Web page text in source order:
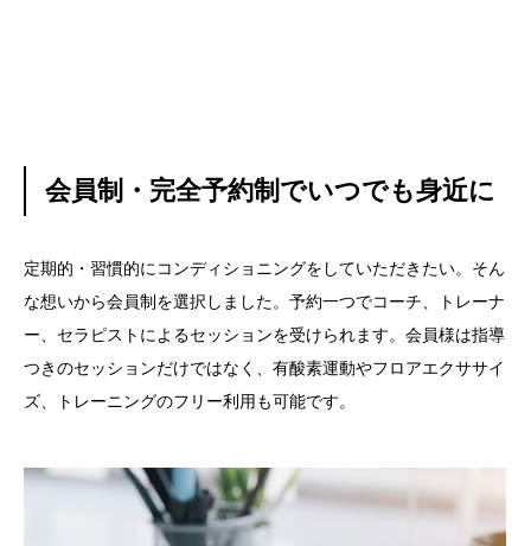
会員制・完全予約制でいつでも身近に
定期的・習慣的にコンディショニングをしていただきたい。そん
な想いから会員制を選択しました。予約一つでコーチ、トレーナ
ー、セラピストによるセッションを受けられます。会員様は指導
つきのセッションだけではなく、有酸素運動やフロアエクササイ
ズ、トレーニングのフリー利用も可能です。